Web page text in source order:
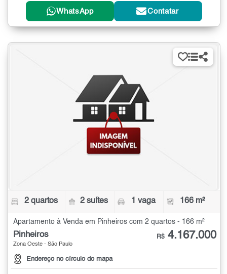
WhatsApp Contatar
2 quartos 2 suítes 1 vaga 166 m²
Apartamento à Venda em Pinheiros com 2 quartos - 166 m²
Pinheiros
Zona Oeste - São Paulo
Endereço no círculo do mapa
R$ 4.167.000